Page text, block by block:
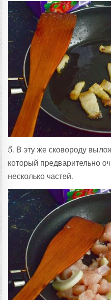
5. В эту же сковороду
который предварительно
несколько частей.